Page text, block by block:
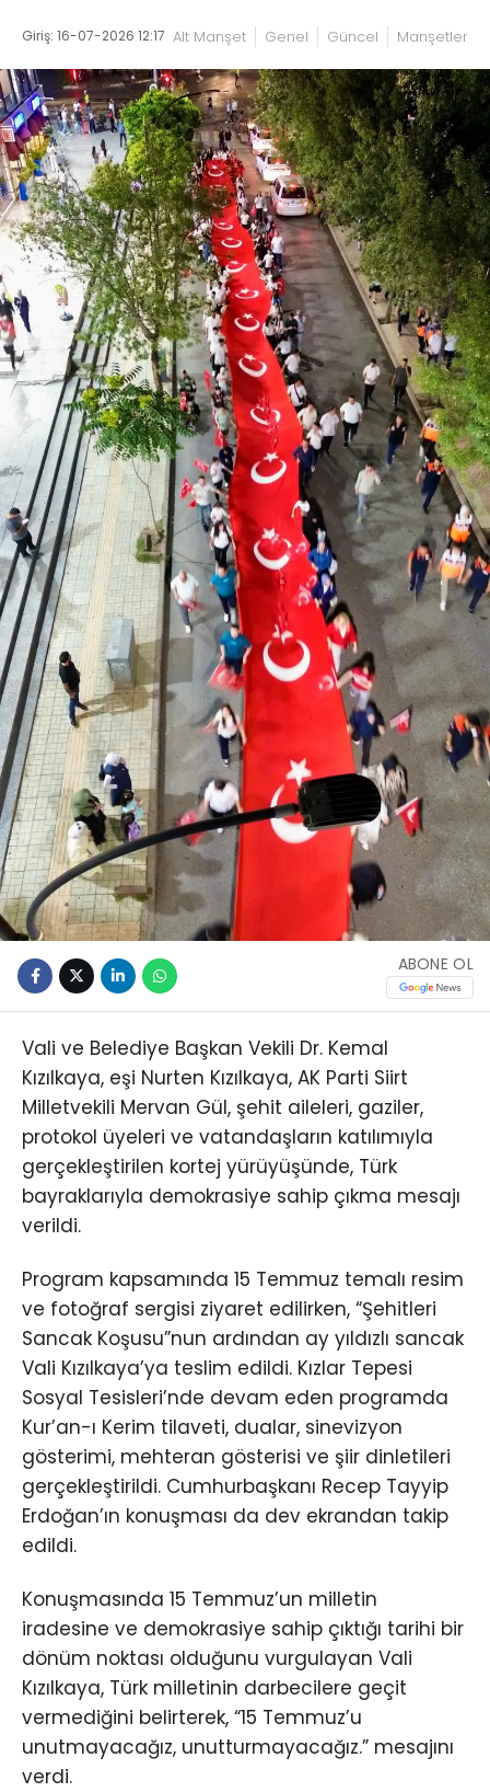
Giriş: 16-07-2026 12:17 Alt Manşet Genel Güncel Manşetler
ABONE OL
Vali ve Belediye Başkan Vekili Dr. Kemal
Kızılkaya, eşi Nurten Kızılkaya, AK Parti Siirt
Milletvekili Mervan Gül, şehit aileleri, gaziler,
protokol üyeleri ve vatandaşların katılımıyla
gerçekleştirilen kortej yürüyüşünde, Türk
bayraklarıyla demokrasiye sahip çıkma mesajı
verildi.
Program kapsamında 15 Temmuz temalı resim
ve fotoğraf sergisi ziyaret edilirken, “Şehitleri
Sancak Koşusu”nun ardından ay yıldızlı sancak
Vali Kızılkaya’ya teslim edildi. Kızlar Tepesi
Sosyal Tesisleri’nde devam eden programda
Kur’an-ı Kerim tilaveti, dualar, sinevizyon
gösterimi, mehteran gösterisi ve şiir dinletileri
gerçekleştirildi. Cumhurbaşkanı Recep Tayyip
Erdoğan’ın konuşması da dev ekrandan takip
edildi.
Konuşmasında 15 Temmuz’un milletin
iradesine ve demokrasiye sahip çıktığı tarihi bir
dönüm noktası olduğunu vurgulayan Vali
Kızılkaya, Türk milletinin darbecilere geçit
vermediğini belirterek, “15 Temmuz’u
unutmayacağız, unutturmayacağız.” mesajını
verdi.